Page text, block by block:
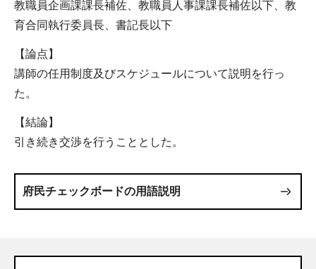
教職員企画課課長補佐、教職員人事課課長補佐以下、教
育合同執行委員長、書記長以下
【論点】
講師の任用制度及びスケジュールについて説明を行っ
た。
【結論】
引き続き交渉を行うこととした。
府民チェックボードの用語説明